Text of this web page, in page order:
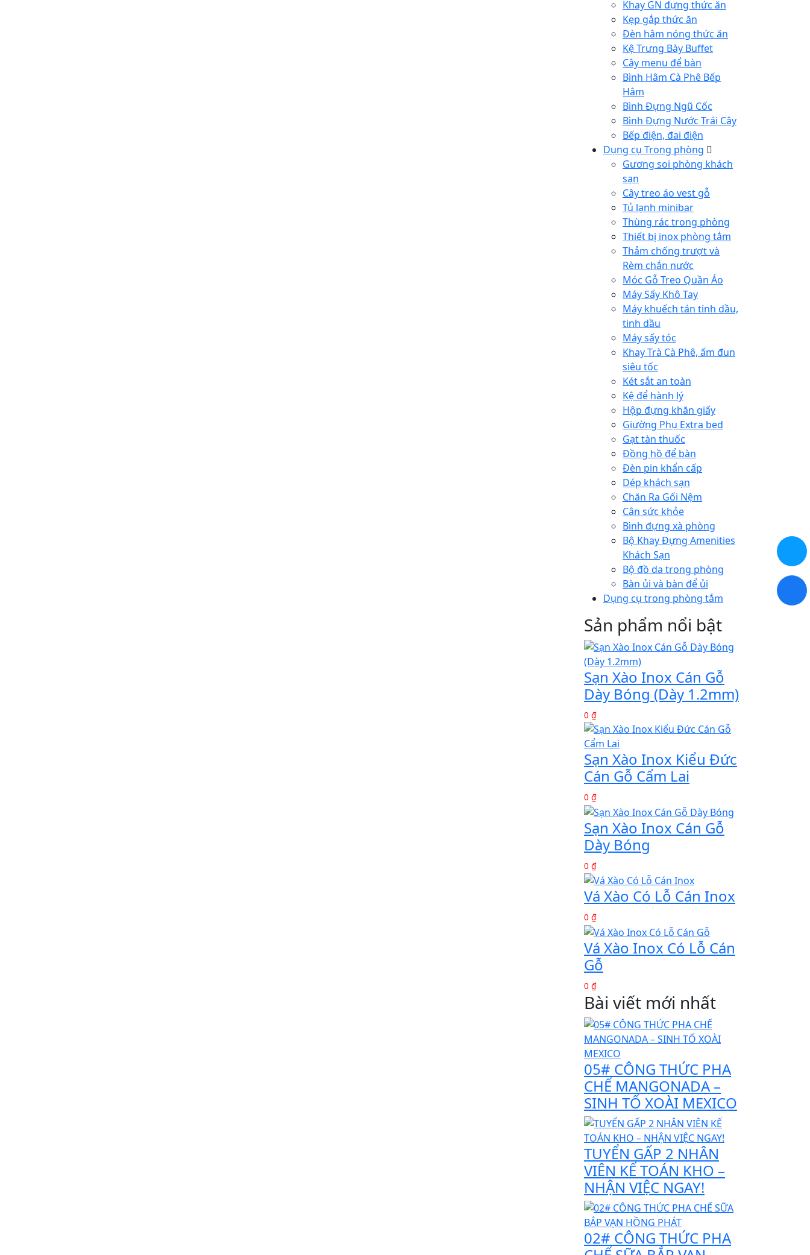
Khay GN đựng thức ăn
Kẹp gắp thức ăn
Đèn hâm nóng thức ăn
Kệ Trưng Bày Buffet
Cây menu để bàn
Bình Hâm Cà Phê Bếp
Hâm
Bình Đựng Ngũ Cốc
Bình Đựng Nước Trái Cây
Bếp điện, đai điện
Dụng cụ Trong phòng
Gương soi phòng khách
sạn
Cây treo áo vest gỗ
Tủ lạnh minibar
Thùng rác trong phòng
Thiết bị inox phòng tắm
Thảm chống trượt và
Rèm chắn nước
Móc Gỗ Treo Quần Áo
Máy Sấy Khô Tay
Máy khuếch tán tinh dầu,
tinh dầu
Máy sấy tóc
Khay Trà Cà Phê, ấm đun
siêu tốc
Két sắt an toàn
Kệ để hành lý
Hộp đựng khăn giấy
Giường Phụ Extra bed
Gạt tàn thuốc
Đồng hồ để bàn
Đèn pin khẩn cấp
Dép khách sạn
Chăn Ra Gối Nệm
Cân sức khỏe
Bình đựng xà phòng
Bộ Khay Đựng Amenities
Khách Sạn
Bộ đồ da trong phòng
Bàn ủi và bàn để ủi
Dụng cụ trong phòng tắm
Sản phẩm nổi bật
Sạn Xào Inox Cán Gỗ
Dày Bóng (Dày 1.2mm)
0 ₫
Sạn Xào Inox Kiểu Đức
Cán Gỗ Cẩm Lai
0 ₫
Sạn Xào Inox Cán Gỗ
Dày Bóng
0 ₫
Vá Xào Có Lỗ Cán Inox
0 ₫
Vá Xào Inox Có Lỗ Cán
Gỗ
0 ₫
Bài viết mới nhất
05# CÔNG THỨC PHA
CHẾ MANGONADA –
SINH TỐ XOÀI MEXICO
TUYỂN GẤP 2 NHÂN
VIÊN KẾ TOÁN KHO –
NHẬN VIỆC NGAY!
02# CÔNG THỨC PHA